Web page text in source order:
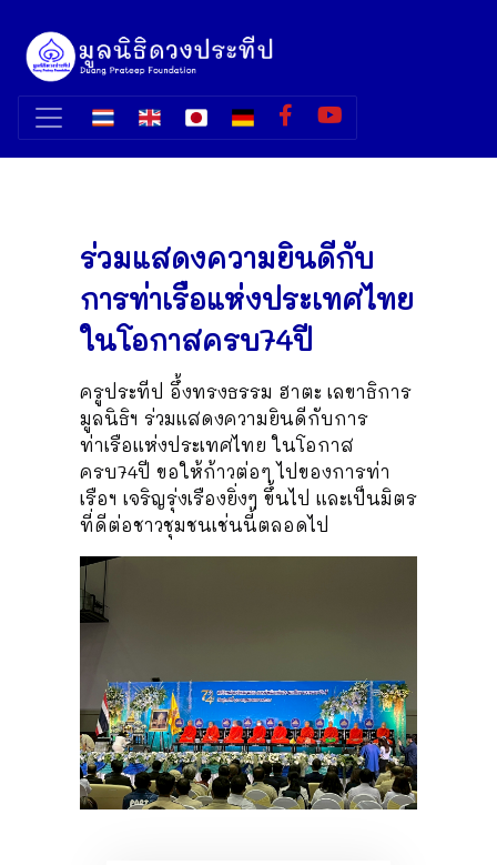
ร่วมแสดงความยินดีกับ
การท่าเรือแห่งประเทศไทย
ในโอกาสครบ74ปี
ครูประทีป อึ้งทรงธรรม ฮาตะ เลขาธิการ
มูลนิธิฯ ร่วมแสดงความยินดีกับการ
ท่าเรือแห่งประเทศไทย ในโอกาส
ครบ74ปี ขอให้ก้าวต่อๆ ไปของการท่า
เรือฯ เจริญรุ่งเรืองยิ่งๆ ขึ้นไป และเป็นมิตร
ที่ดีต่อชาวชุมชนเช่นนี้ตลอดไป